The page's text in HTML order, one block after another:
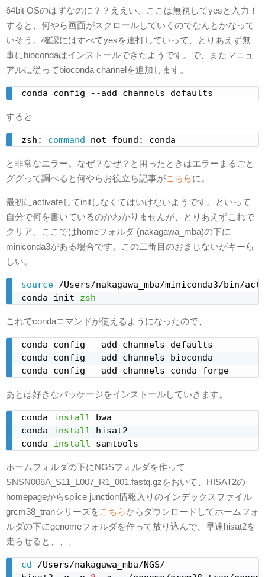
64bit OSのはずなのに？？ええい、ここは無視してyesと入力！
すると、何やら画面がスクロールしていくのでなんとかなって
いそう。確認にはすべてyesを連打していって、とりあえず無
事にbiocondaはインストールできたようです。で、またマニュ
アルに従ってbioconda channelを追加します。
conda config --add channels defaults
すると
zsh: command not found: conda
と非常なエラー。なぜ？なぜ？と困ったときはエラーまるごと
ググって調べると何やらお役立ち記事がこちらに。
最初にactivateしてinitしなくてはいけないようです。といって
自分で何を書いているのかわかりませんが、とりあえずこれで
クリア。ここではhomeフォルダ (nakagawa_mba)の下に
miniconda3がある場合です。この二番目のおまじないがキーら
しい。
source /Users/nakagawa_mba/miniconda3/bin/
conda init zsh
これでcondaコマンドが使えるようになったので、
conda config --add channels defaults
conda config --add channels bioconda
conda config --add channels conda-forge
あとは好きなパッケージをインストールしていきます。
conda install bwa
conda install hisat2
conda install samtools
ホームフォルダの下にNGSフォルダを作って
SNSN008A_S11_L007_R1_001.fastq.gzをおいて、HISAT2の
homepageからsplice junction情報入りのインデックスファイル
grcm38_tranシリーズをこちらからダウンロードしてホームフォ
ルダの下にgenomeフォルダを作って放り込んで、早速hisat2を
走らせると、、、
cd /Users/nakagawa_mba/NGS/